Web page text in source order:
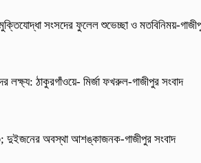
সংসদের ফুলেল শুভেচ্ছা ও মতবিনিময়-
লক্ষ্য: ঠাকুরগাঁওয়ে- মির্জা ফখরুল-গাজীপুর সংবাদ
দুইজনের অবস্থা আশঙ্কাজনক-গাজীপুর সংবাদ